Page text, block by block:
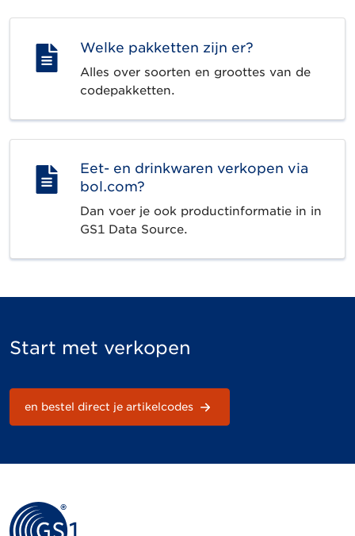
Welke pakketten zijn er?
Alles over soorten en groottes van de
codepakketten.
Eet- en drinkwaren verkopen via
bol.com?
Dan voer je ook productinformatie in in
GS1 Data Source.
Start met verkopen
en bestel direct je artikelcodes